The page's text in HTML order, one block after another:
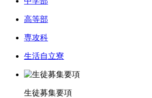
高等部
専攻科
生活自立寮
生徒募集要項